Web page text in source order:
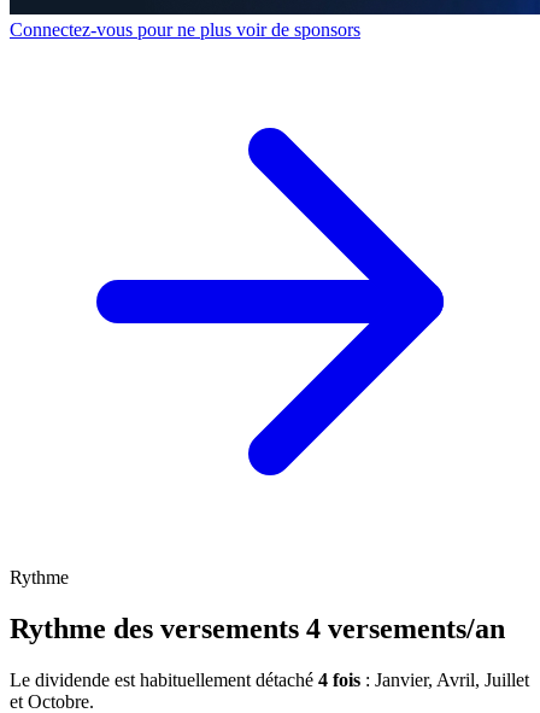
Connectez-vous pour ne plus voir de sponsors
Rythme
Rythme des versements 4 versements/an
Le dividende est habituellement détaché 4 fois : Janvier, Avril, Juillet
et Octobre.